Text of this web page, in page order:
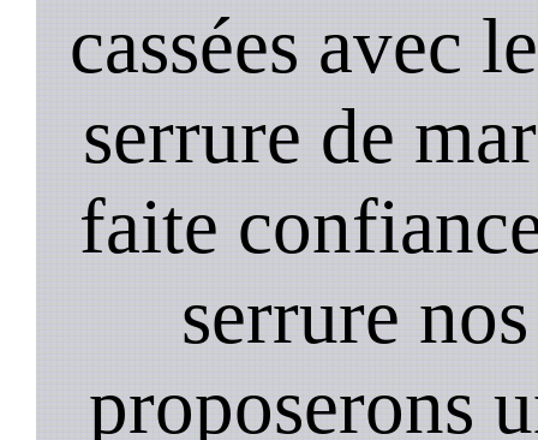
cassées avec
serrure de
faite
serrure
proposerons